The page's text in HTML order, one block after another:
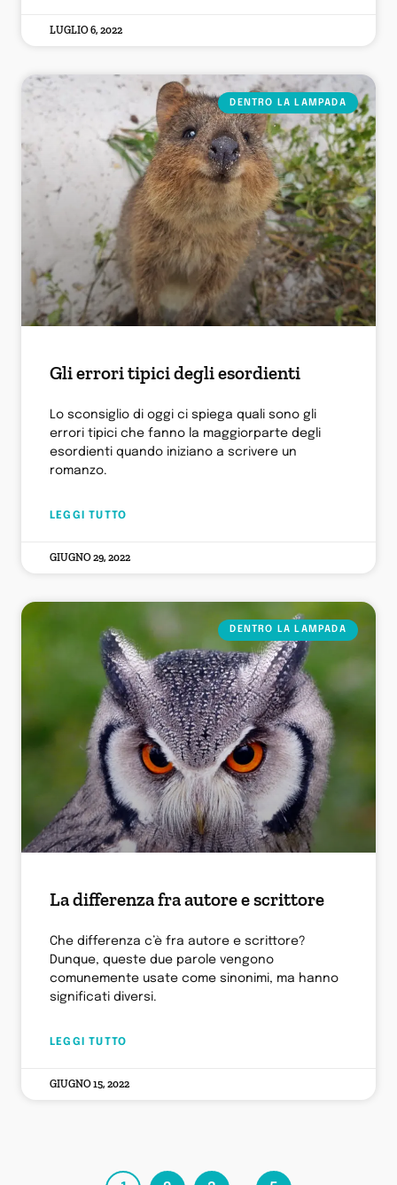
LUGLIO 6, 2022
DENTRO LA LAMPADA
Gli errori tipici degli esordienti
Lo sconsiglio di oggi ci spiega quali sono gli
errori tipici che fanno la maggiorparte degli
esordienti quando iniziano a scrivere un
romanzo.
LEGGI TUTTO
GIUGNO 29, 2022
DENTRO LA LAMPADA
La differenza fra autore e scrittore
Che differenza c’è fra autore e scrittore?
Dunque, queste due parole vengono
comunemente usate come sinonimi, ma hanno
significati diversi.
LEGGI TUTTO
GIUGNO 15, 2022